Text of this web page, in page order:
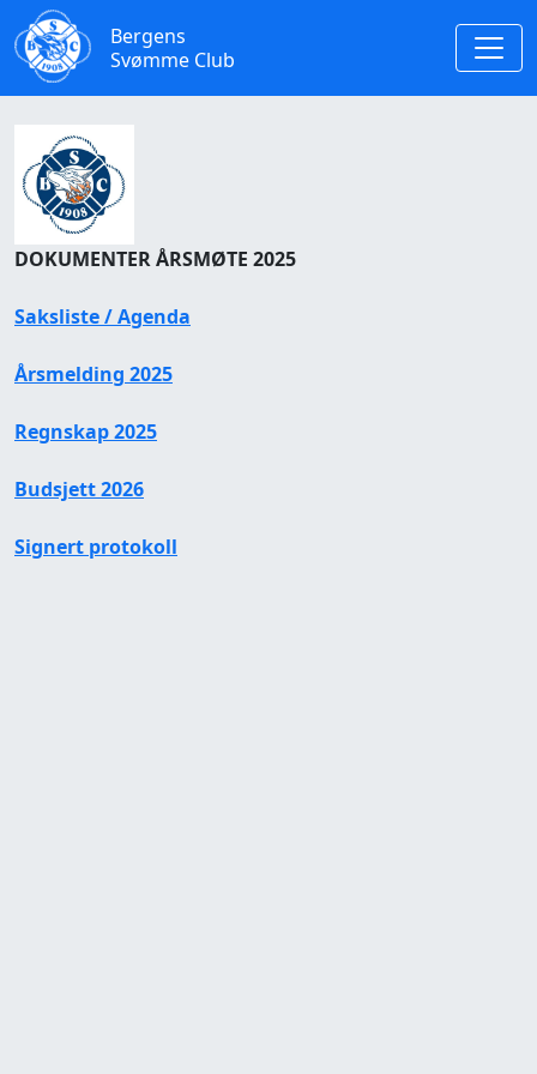
Bergens
Svømme Club
DOKUMENTER ÅRSMØTE 2025
Saksliste / Agenda
Årsmelding 2025
Regnskap 2025
Budsjett 2026
Signert protokoll